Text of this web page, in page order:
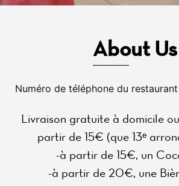
About Us
Numéro de téléphone du
Livraison gratuite à domicile
partir de 15€ (que 13ᵉ
-à partir de 15€, un
-à partir de 20€, une